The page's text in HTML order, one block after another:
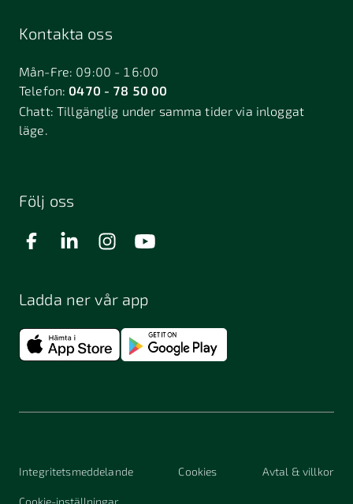
Kontakta oss
Mån-Fre: 09:00 - 16:00
Telefon:0470 - 78 50 00
Chatt:Tillgänglig under samma tider via inloggat
läge.
Följ oss
Ladda ner vår app
Integritetsmeddelande Cookies Avtal & villkor